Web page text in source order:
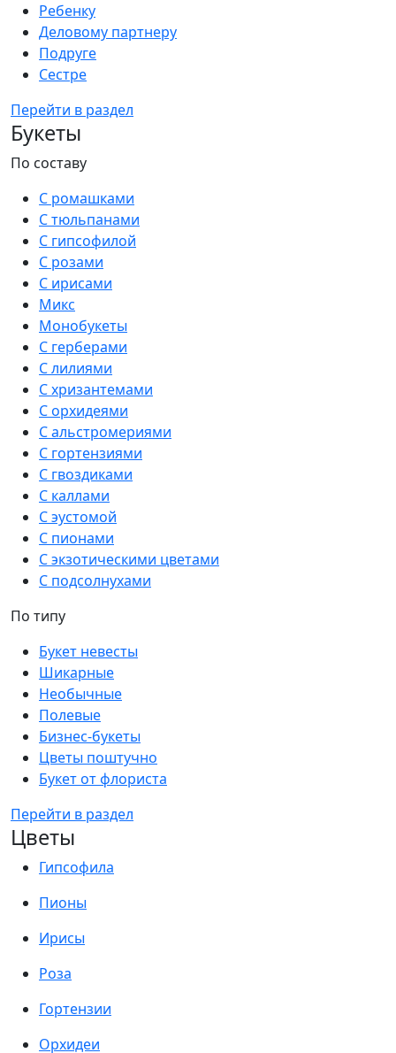
Ребенку
Деловому партнеру
Подруге
Сестре
Перейти в раздел
Букеты
По составу
С ромашками
С тюльпанами
С гипсофилой
С розами
С ирисами
Микс
Монобукеты
С герберами
С лилиями
С хризантемами
С орхидеями
С альстромериями
С гортензиями
С гвоздиками
С каллами
С эустомой
С пионами
С экзотическими цветами
С подсолнухами
По типу
Букет невесты
Шикарные
Необычные
Полевые
Бизнес-букеты
Цветы поштучно
Букет от флориста
Перейти в раздел
Цветы
Гипсофила
Пионы
Ирисы
Роза
Гортензии
Орхидеи